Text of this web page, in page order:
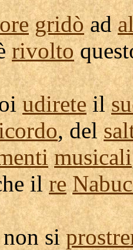
gridòad
rivolto
udireteil
, del
musicali
ilre
non si